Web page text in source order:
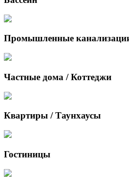
Промышленные
Частные дома / Коттеджи
Квартиры / Таунхаусы
Гостиницы